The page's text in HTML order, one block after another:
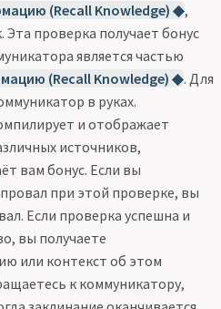
(Recall Knowledge) ◆,
проверка получает бонус
является частью
(Recall Knowledge) ◆. Для
в руках.
и отображает
источников,
вам бонус. Если вы
при этой проверке, вы
Если проверка успешна и
вы получаете
или контекст об этом
к коммуникатору,